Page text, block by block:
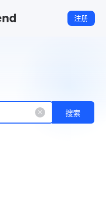
注册
搜索